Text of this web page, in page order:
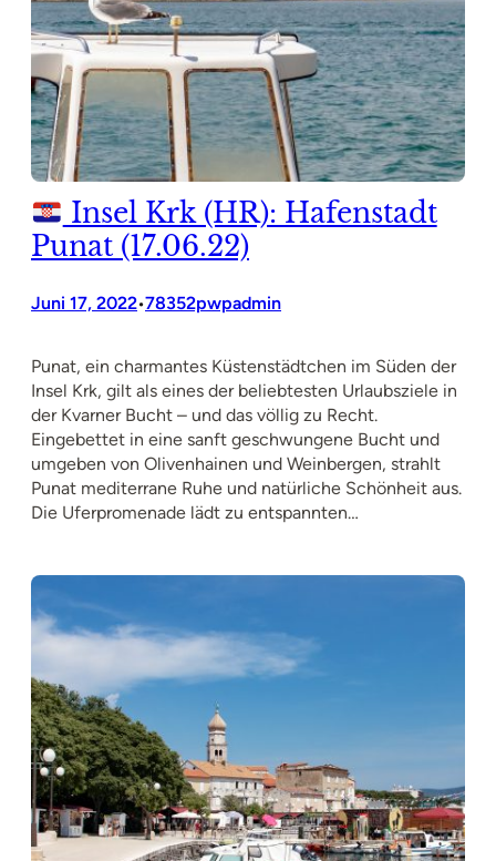
Insel Krk (HR): Hafenstadt
Punat (17.06.22)
Juni 17, 2022•78352pwpadmin
Punat, ein charmantes Küstenstädtchen im Süden der
Insel Krk, gilt als eines der beliebtesten Urlaubsziele in
der Kvarner Bucht – und das völlig zu Recht.
Eingebettet in eine sanft geschwungene Bucht und
umgeben von Olivenhainen und Weinbergen, strahlt
Punat mediterrane Ruhe und natürliche Schönheit aus.
Die Uferpromenade lädt zu entspannten…